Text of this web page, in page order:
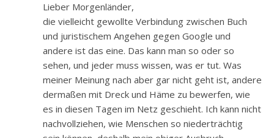
Lieber Morgenländer,
die vielleicht gewollte Verbindung zwischen Buch
und juristischem Angehen gegen Google und
andere ist das eine. Das kann man so oder so
sehen, und jeder muss wissen, was er tut. Was
meiner Meinung nach aber gar nicht geht ist, andere
dermaßen mit Dreck und Häme zu bewerfen, wie
es in diesen Tagen im Netz geschieht. Ich kann nicht
nachvollziehen, wie Menschen so niederträchtig